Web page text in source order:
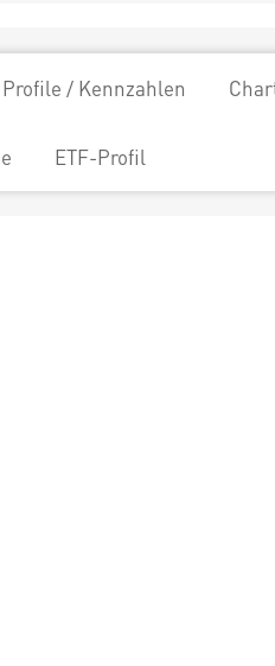
Profile / Kennzahlen
ETF-Profil